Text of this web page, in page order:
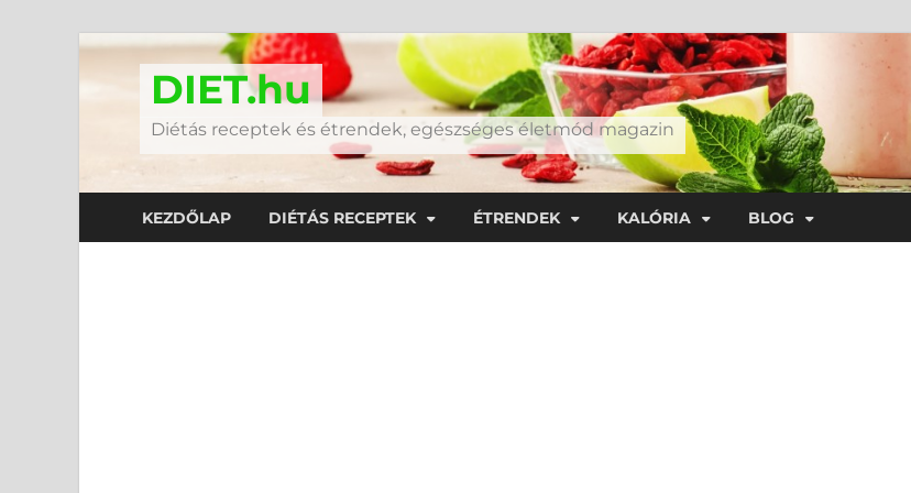
DIET.hu
Diétás receptek és étrendek, egészséges életmód magazin
KEZDŐLAP DIÉTÁS RECEPTEK ÉTRENDEK KALÓRIA BLOG